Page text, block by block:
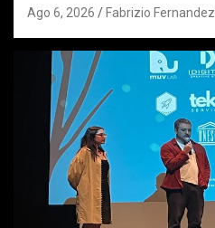
Ago 6, 2026 Fabrizio Fernandez